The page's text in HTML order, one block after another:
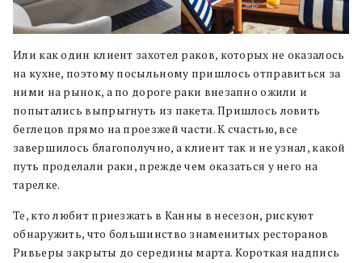
Или как один клиент захотел раков, которых не оказалось
на кухне, поэтому посыльному пришлось отправиться за
ними на рынок, а по дороге раки внезапно ожили и
попытались выпрыгнуть из пакета. Пришлось ловить
беглецов прямо на проезжей части. К счастью, все
завершилось благополучно, а клиент так и не узнал, какой
путь проделали раки, прежде чем оказаться у него на
тарелке.
Те, кто любит приезжать в Канны в несезон, рискуют
обнаружить, что большинство знаменитых ресторанов
Ривьеры закрыты до середины марта. Короткая надпись